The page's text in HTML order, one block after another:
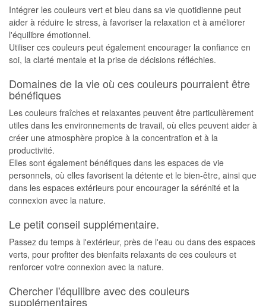
Intégrer les couleurs vert et bleu dans sa vie quotidienne peut
aider à réduire le stress, à favoriser la relaxation et à améliorer
l'équilibre émotionnel.
Utiliser ces couleurs peut également encourager la confiance en
soi, la clarté mentale et la prise de décisions réfléchies.
Domaines de la vie où ces couleurs pourraient être
bénéfiques
Les couleurs fraîches et relaxantes peuvent être particulièrement
utiles dans les environnements de travail, où elles peuvent aider à
créer une atmosphère propice à la concentration et à la
productivité.
Elles sont également bénéfiques dans les espaces de vie
personnels, où elles favorisent la détente et le bien-être, ainsi que
dans les espaces extérieurs pour encourager la sérénité et la
connexion avec la nature.
Le petit conseil supplémentaire.
Passez du temps à l'extérieur, près de l'eau ou dans des espaces
verts, pour profiter des bienfaits relaxants de ces couleurs et
renforcer votre connexion avec la nature.
Chercher l'équilibre avec des couleurs
supplémentaires